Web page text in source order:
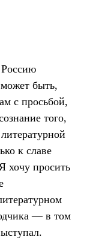
быть,
с просьбой,
того,
к славе
хочу просить
— в том